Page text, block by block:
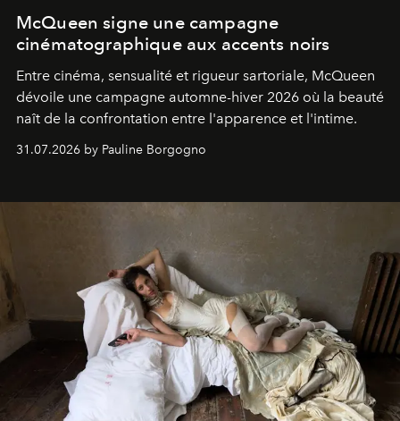
McQueen signe une campagne
cinématographique aux accents noirs
Entre cinéma, sensualité et rigueur sartoriale, McQueen
dévoile une campagne automne-hiver 2026 où la beauté
naît de la confrontation entre l'apparence et l'intime.
31.07.2026 by Pauline Borgogno